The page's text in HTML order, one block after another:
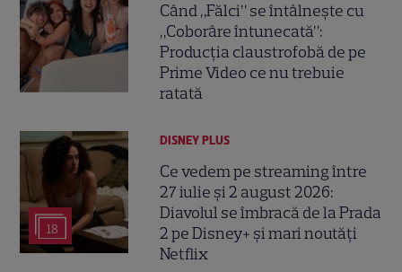
Când „Fălci” se întâlnește cu
„Coborâre întunecată”:
Producția claustrofobă de pe
Prime Video ce nu trebuie
ratată
18
DISNEY PLUS
Ce vedem pe streaming între
27 iulie și 2 august 2026:
Diavolul se îmbracă de la Prada
2 pe Disney+ și mari noutăți
Netflix